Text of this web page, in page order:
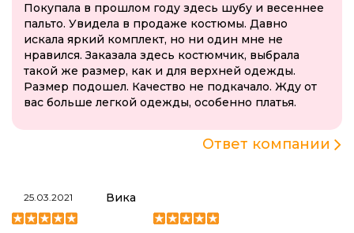
Покупала в прошлом году здесь шубу и весеннее
пальто. Увидела в продаже костюмы. Давно
искала яркий комплект, но ни один мне не
нравился. Заказала здесь костюмчик, выбрала
такой же размер, как и для верхней одежды.
Размер подошел. Качество не подкачало. Жду от
вас больше легкой одежды, особенно платья.
Ответ компании
25.03.2021 Вика